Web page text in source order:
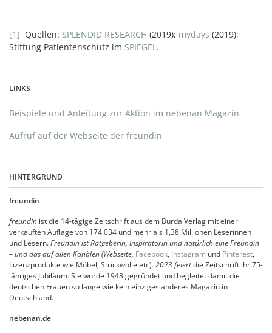
[1] Quellen: SPLENDID RESEARCH (2019); mydays (2019);
Stiftung Patientenschutz im SPIEGEL.
LINKS
Beispiele und Anleitung zur Aktion im nebenan Magazin
Aufruf auf der Webseite der freundin
HINTERGRUND
freundin
freundin ist die 14-tägige Zeitschrift aus dem Burda Verlag mit einer
verkauften Auflage von 174.034 und mehr als 1,38 Millionen Leserinnen
und Lesern.Freundin ist Ratgeberin, Inspiratorin und natürlich eine Freundin
– und das auf allen Kanälen (Webseite, Facebook, Instagram und Pinterest,
Lizenzprodukte wie Möbel, Strickwolle etc). 2023 feiertdie Zeitschrift ihr 75-
jähriges Jubiläum. Sie wurde 1948 gegründet und begleitet damit die
deutschen Frauen so lange wie kein einziges anderes Magazin in
Deutschland.
nebenan.de